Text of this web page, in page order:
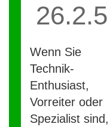
26.2.5
Wenn Sie
Technik-
Enthusiast,
Vorreiter oder
Spezialist